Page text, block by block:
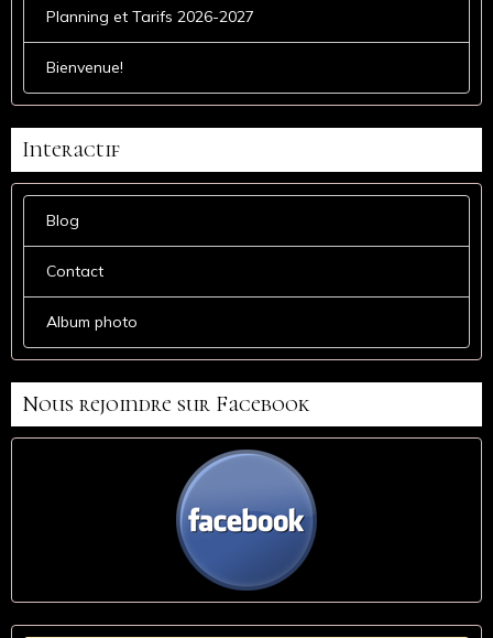
Planning et Tarifs 2026-2027
Bienvenue!
Interactif
Blog
Contact
Album photo
Nous rejoindre sur Facebook